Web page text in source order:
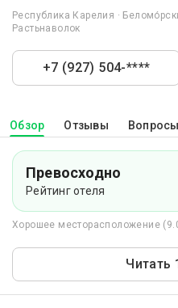
Республика Карелия ·
Растьнаволок
+7 (927) 504-****
Обзор Отзывы Вопросы
Превосходно
Рейтинг отеля
Хорошее месторасположение
Читать